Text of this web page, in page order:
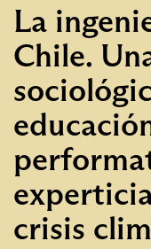
La
Chile.
crisis